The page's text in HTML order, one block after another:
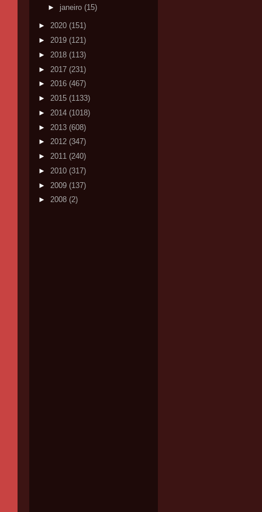
► janeiro (15)
► 2020 (151)
► 2019 (121)
► 2018 (113)
► 2017 (231)
► 2016 (467)
► 2015 (1133)
► 2014 (1018)
► 2013 (608)
► 2012 (347)
► 2011 (240)
► 2010 (317)
► 2009 (137)
► 2008 (2)